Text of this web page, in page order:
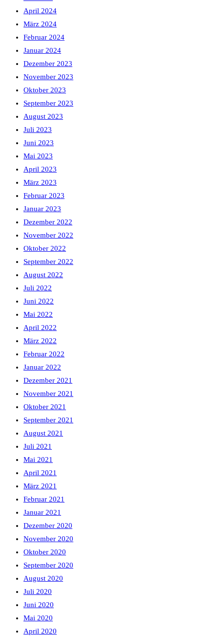
April 2024
März 2024
Februar 2024
Januar 2024
Dezember 2023
November 2023
Oktober 2023
September 2023
August 2023
Juli 2023
Juni 2023
Mai 2023
April 2023
März 2023
Februar 2023
Januar 2023
Dezember 2022
November 2022
Oktober 2022
September 2022
August 2022
Juli 2022
Juni 2022
Mai 2022
April 2022
März 2022
Februar 2022
Januar 2022
Dezember 2021
November 2021
Oktober 2021
September 2021
August 2021
Juli 2021
Mai 2021
April 2021
März 2021
Februar 2021
Januar 2021
Dezember 2020
November 2020
Oktober 2020
September 2020
August 2020
Juli 2020
Juni 2020
Mai 2020
April 2020